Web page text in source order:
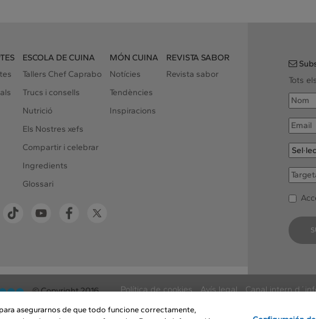
ESCOLA DE CUINA
Tallers Chef Caprabo
Trucs i consells
Nutrició
Els Nostres xefs
Compartir i celebrar
Ingredients
Glossari
MÓN CUINA
Notícies
Tendències
Inspiracions
REVISTA SABOR
Revista sabor
Tots
© Copyright 2016 Política de cookies Avís legal
Canal intern
Mapa web
Atenció al client
asegurarnos de que todo funcione correctamente,